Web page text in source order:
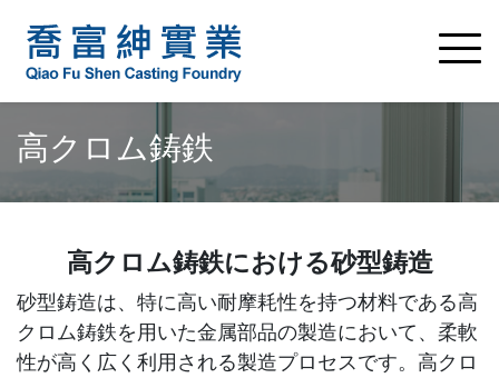
高クロム鋳鉄
高クロム鋳鉄における砂型鋳造
砂型鋳造は、特に高い耐摩耗性を持つ材料である高
クロム鋳鉄を用いた金属部品の製造において、柔軟
性が高く広く利用される製造プロセスです。高クロ